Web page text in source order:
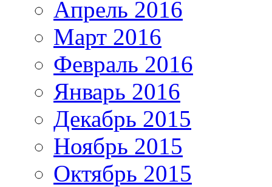
Апрель 2016
Март 2016
Февраль 2016
Январь 2016
Декабрь 2015
Ноябрь 2015
Октябрь 2015